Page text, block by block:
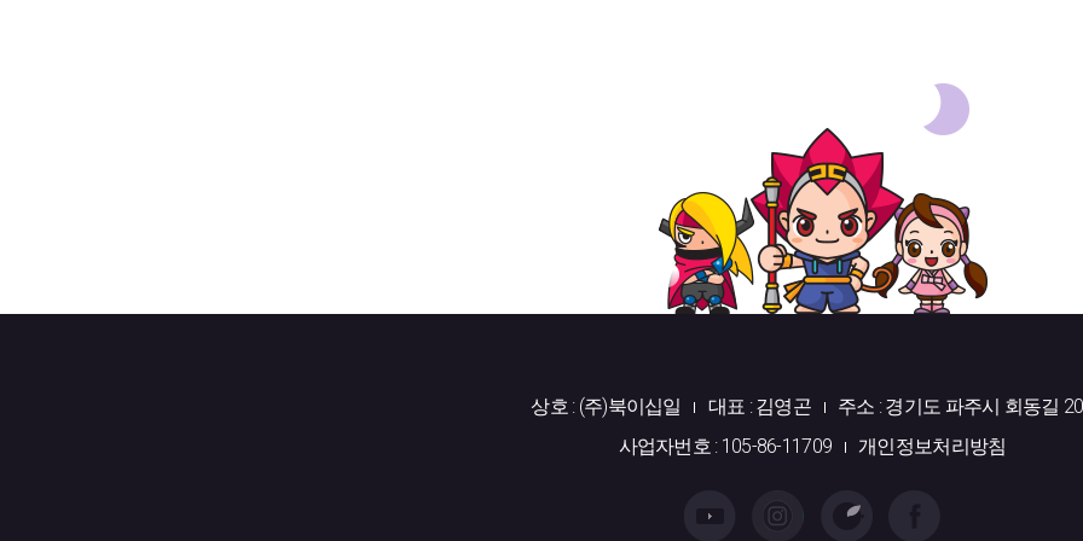
상호 : (주)북이십일 대표 : 김영곤
주소 : 경기도 파주시 회동길
사업자번호 : 105-86-11709
개인정보처리방침